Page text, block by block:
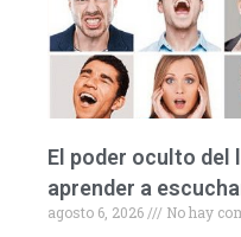
El poder oculto del
aprender a
agosto 6, 2026
No hay